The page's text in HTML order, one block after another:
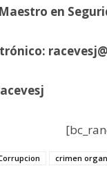
en
crimen